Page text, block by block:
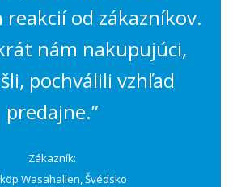
od zákazníkov.
nám nakupujúci,
pochválili vzhľad
predajne.”
Zákazník:
Wasahallen, Švédsko